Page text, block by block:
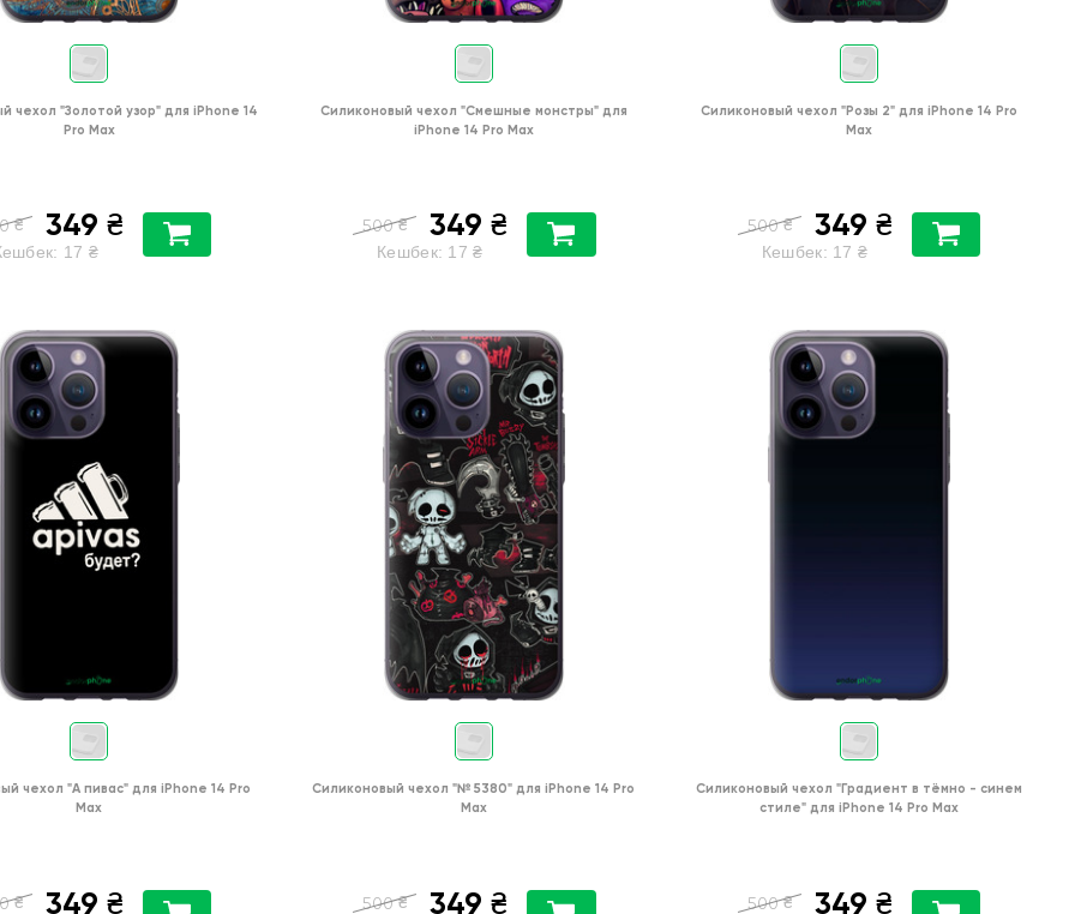
чехол "Золотой узор" для iPhone 14
Pro Max
₴ 349 ₴
17 ₴
Силиконовый чехол "Cмешные монстры" для
iPhone 14 Pro Max
500 ₴ 349 ₴
Кешбек: 17 ₴
Силиконовый чехол "Розы 2" для iPhone 14 Pro
Max
500 ₴ 349 ₴
Кешбек: 17 ₴
чехол "А пивас" для iPhone 14 Pro
Max
₴ 349 ₴
Силиконовый чехол "№ 5380" для iPhone 14 Pro
Max
500 ₴ 349 ₴
Силиконовый чехол "Градиент в тёмно - синем
стиле" для iPhone 14 Pro Max
500 ₴ 349 ₴